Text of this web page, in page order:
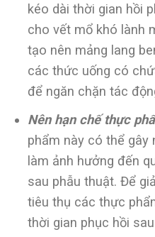
kéo dài thời gian hồi
cho vết mổ khó lành
tạo nên mảng lang
các thức uống có
để ngăn chặn tác
Nên hạn chế thực
phẩm này có thể gây
làm ảnh hưởng đến
sau phẫu thuật. Để
tiêu thụ các thực
thời gian phục hồi